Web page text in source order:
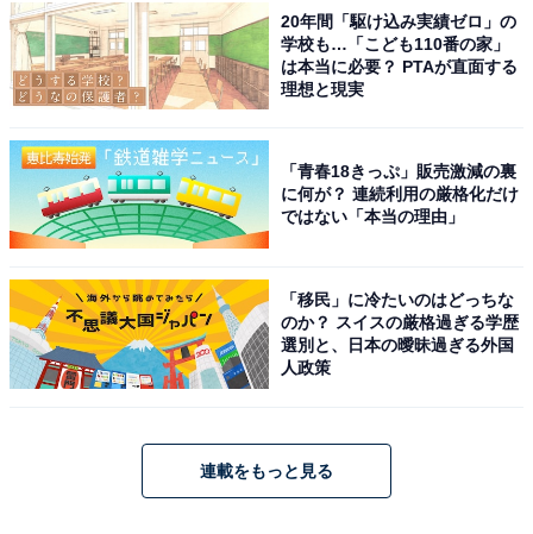
インスタを毎日利用している人が多い県は？
インスタ毎日利用率ナンバーワンの県は？
20年間「駆け込み実績ゼロ」の
学校も…「こども110番の家」
は本当に必要？ PTAが直面する
理想と現実
「青春18きっぷ」販売激減の裏
に何が？ 連続利用の厳格化だけ
ではない「本当の理由」
「移民」に冷たいのはどっちな
のか？ スイスの厳格過ぎる学歴
選別と、日本の曖昧過ぎる外国
人政策
連載をもっと見る